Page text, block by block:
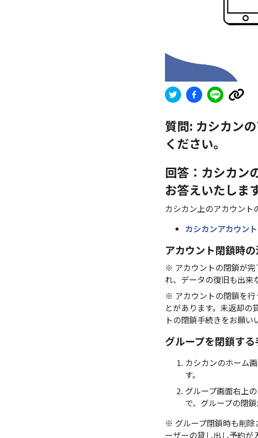
質問: カシカン
ください。
回答：カシカン
お答えいたします
カシカン上のアカウント
カシカンアカウン
アカウント閉鎖時
※ アカウントの閉鎖が完
れ、データの復旧も出来
※ アカウントの閉鎖を行
とがあります。未返却
トの閉鎖手続きをお願い
グループを閉鎖する
カシカンのホーム
す。
グループ画面右上
で、グループの閉鎖
※ グループ閉鎖時も削除
ーザーの貸し出し予約が